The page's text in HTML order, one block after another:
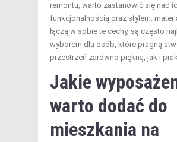
remontu, warto zastanowić się nad
funkcjonalnością oraz stylem.
łączą w sobie te cechy, są często
wyborem dla osób, które pragną
przestrzeń zarówno piękną, jak i
Jakie
warto dodać do
mieszkania na